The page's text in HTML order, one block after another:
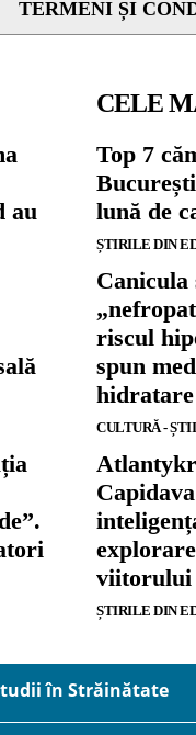
TERMENI ȘI
au
CELE
Top 7
lună de
ȘTIRILE DIN
riscul
spun
hidratare
CULTURĂ -
viitorului
ȘTIRILE DIN
în Străinătate